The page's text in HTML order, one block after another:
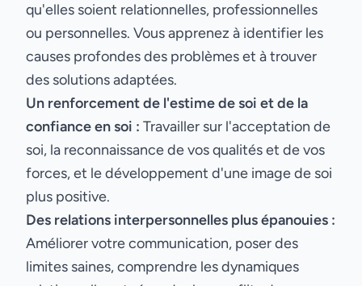
qu'elles soient relationnelles, professionnelles
ou personnelles. Vous apprenez à identifier les
causes profondes des problèmes et à trouver
des solutions adaptées.
Un renforcement de l'estime de soi et de la
confiance en soi : Travailler sur l'acceptation de
soi, la reconnaissance de vos qualités et de vos
forces, et le développement d'une image de soi
plus positive.
Des relations interpersonnelles plus épanouies :
Améliorer votre communication, poser des
limites saines, comprendre les dynamiques